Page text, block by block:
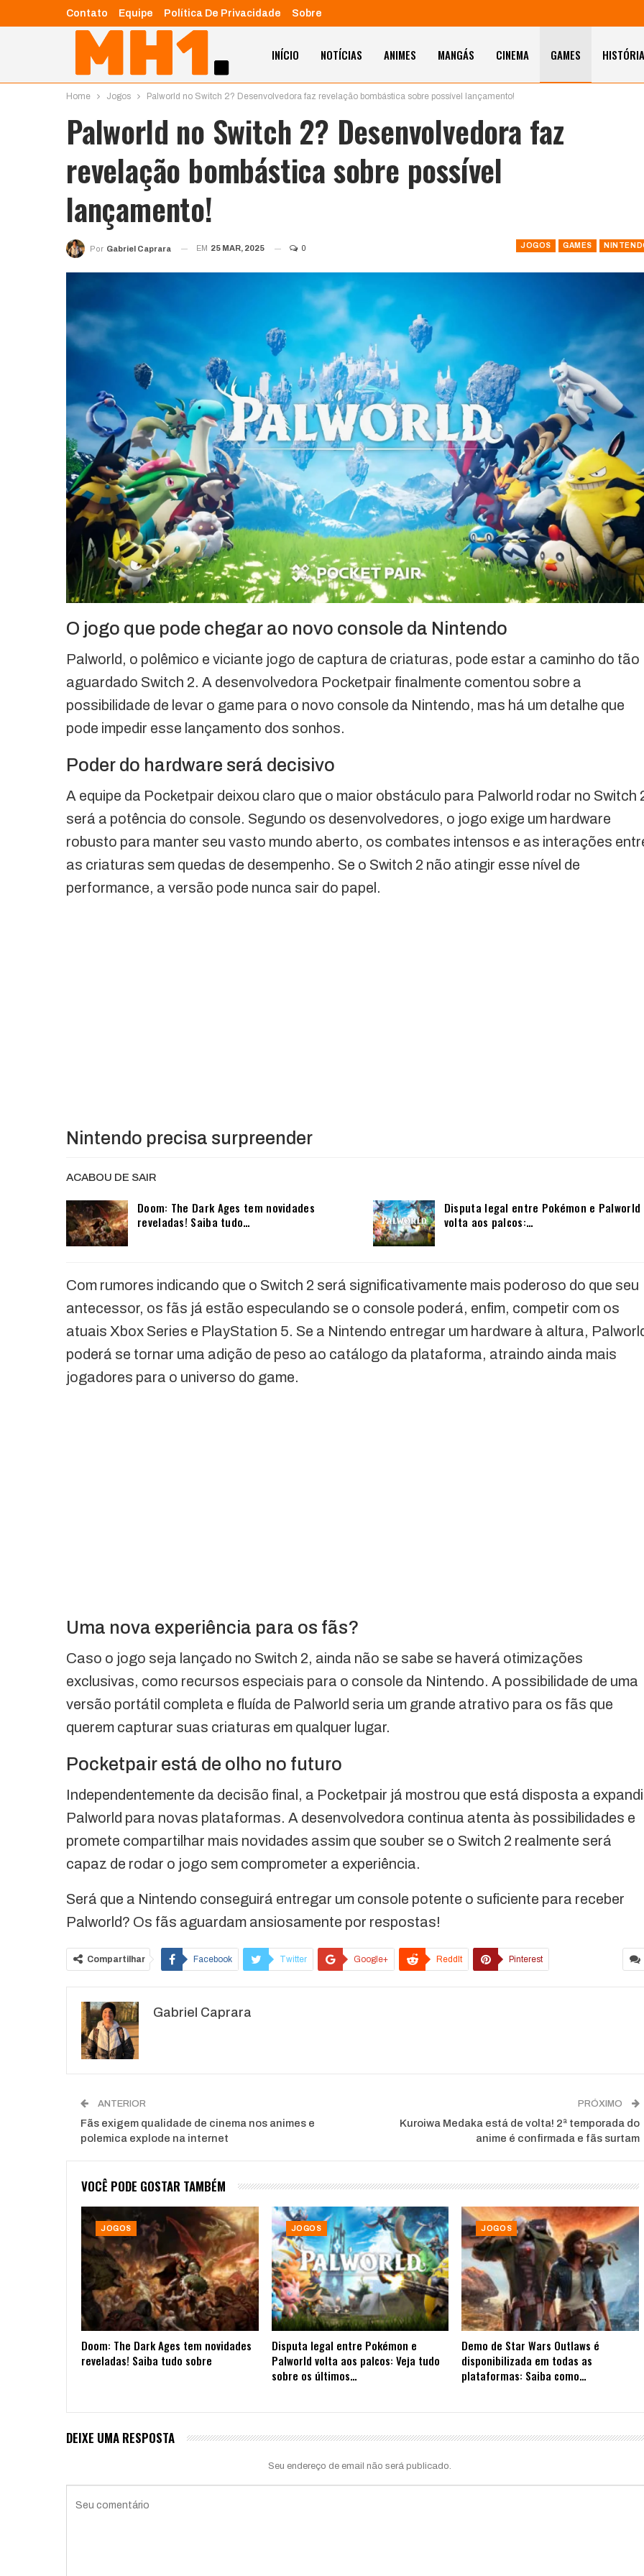
Contato Equipe Política De Privacidade Sobre
INÍCIO NOTÍCIAS ANIMES MANGÁS CINEMA GAMES HISTÓRIA
Home Jogos Palworld no Switch 2? Desenvolvedora faz revelação bombástica sobre possível lançamento!
Palworld no Switch 2? Desenvolvedora faz
revelação bombástica sobre possível
lançamento!
JOGOS GAMES
Por Gabriel Caprara EM 25 MAR, 2025 0
O jogo que pode chegar ao novo console da Nintendo
Palworld, o polêmico e viciante jogo de captura de criaturas, pode estar a caminho do tão
aguardado Switch 2. A desenvolvedora Pocketpair finalmente comentou sobre a
possibilidade de levar o game para o novo console da Nintendo, mas há um detalhe que
pode impedir esse lançamento dos sonhos.
Poder do hardware será decisivo
A equipe da Pocketpair deixou claro que o maior obstáculo para Palworld rodar no Switch
será a potência do console. Segundo os desenvolvedores, o jogo exige um hardware
robusto para manter seu vasto mundo aberto, os combates intensos e as interações
as criaturas sem quedas de desempenho. Se o Switch 2 não atingir esse nível de
performance, a versão pode nunca sair do papel.
Nintendo precisa surpreender
ACABOU DE SAIR
Doom: The Dark Ages tem novidades
reveladas! Saiba tudo…
Disputa legal entre Pokémon e Palworld
volta aos palcos:…
Com rumores indicando que o Switch 2 será significativamente mais poderoso do que seu
antecessor, os fãs já estão especulando se o console poderá, enfim, competir com os
atuais Xbox Series e PlayStation 5. Se a Nintendo entregar um hardware à altura,
poderá se tornar uma adição de peso ao catálogo da plataforma, atraindo ainda mais
jogadores para o universo do game.
Uma nova experiência para os fãs?
Caso o jogo seja lançado no Switch 2, ainda não se sabe se haverá otimizações
exclusivas, como recursos especiais para o console da Nintendo. A possibilidade de uma
versão portátil completa e fluída de Palworld seria um grande atrativo para os fãs que
querem capturar suas criaturas em qualquer lugar.
Pocketpair está de olho no futuro
Independentemente da decisão final, a Pocketpair já mostrou que está disposta a
Palworld para novas plataformas. A desenvolvedora continua atenta às possibilidades e
promete compartilhar mais novidades assim que souber se o Switch 2 realmente será
capaz de rodar o jogo sem comprometer a experiência.
Será que a Nintendo conseguirá entregar um console potente o suficiente para receber
Palworld? Os fãs aguardam ansiosamente por respostas!
Compartilhar Facebook Twitter Google+ ReddIt Pinterest
Gabriel Caprara
ANTERIOR
Fãs exigem qualidade de cinema nos animes e
polemica explode na internet
PRÓXIMO
Kuroiwa Medaka está de volta! 2ª temporada do
anime é confirmada e fãs surtam
VOCÊ PODE GOSTAR TAMBÉM
JOGOS
Doom: The Dark Ages tem novidades
reveladas! Saiba tudo sobre
JOGOS
Disputa legal entre Pokémon e
Palworld volta aos palcos: Veja tudo
sobre os últimos…
JOGOS
Demo de Star Wars Outlaws é
disponibilizada em todas as
plataformas: Saiba como…
DEIXE UMA RESPOSTA
Seu endereço de email não será publicado.